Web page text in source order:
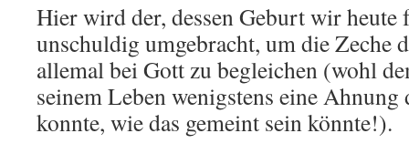
Hier wird der, dessen Geburt wir heute
unschuldig umgebracht, um die Zeche
allemal bei Gott zu begleichen (wohl
seinem Leben wenigstens eine Ahnung
konnte, wie das gemeint sein könnte!).